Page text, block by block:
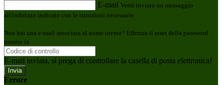
E-mail Verrà inviato un messaggio
all'indirizzo indicato con le istruzioni necessarie.
Non hai una e-mail associata al nome utente? Effettua il reset della password
tramite la
E-mail inviata, si prega di controllare la casella di posta elettronica!
Errore